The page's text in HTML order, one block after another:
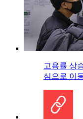
고용률 상
심으로 이